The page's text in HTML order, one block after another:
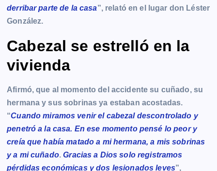
derribar parte de la casa”, relató en el lugar don Léster
González.
Cabezal se estrelló en la
vivienda
Afirmó, que al momento del accidente su cuñado, su
hermana y sus sobrinas ya estaban acostadas.
“Cuando miramos venir el cabezal descontrolado y
penetró a la casa. En ese momento pensé lo peor y
creía que había matado a mi hermana, a mis sobrinas
y a mi cuñado.Gracias a Dios solo registramos
pérdidas económicas y dos lesionados leves”,